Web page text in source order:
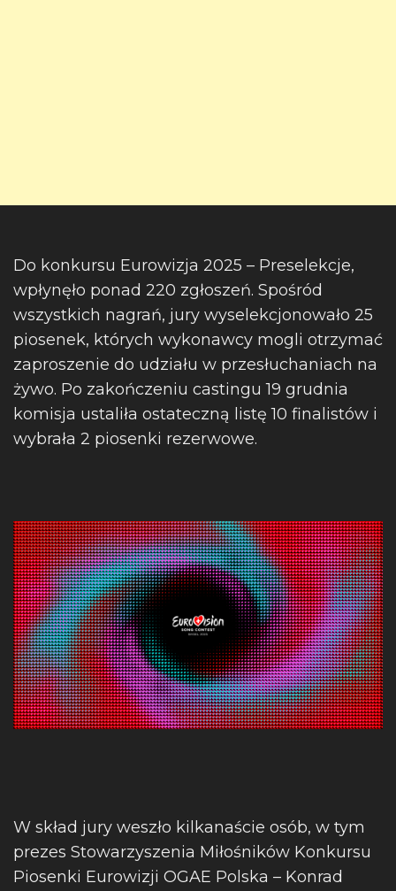
Do konkursu Eurowizja 2025 – Preselekcje,
wpłynęło ponad 220 zgłoszeń. Spośród
wszystkich nagrań, jury wyselekcjonowało 25
piosenek, których wykonawcy mogli otrzymać
zaproszenie do udziału w przesłuchaniach na
żywo. Po zakończeniu castingu 19 grudnia
komisja ustaliła ostateczną listę 10 finalistów i
wybrała 2 piosenki rezerwowe.
W skład jury weszło kilkanaście osób, w tym
prezes Stowarzyszenia Miłośników Konkursu
Piosenki Eurowizji OGAE Polska – Konrad